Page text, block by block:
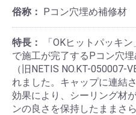
俗称： Pコン穴埋め補修材
特長：
「OKヒットパッキ
で施工が完了するPコン穴
（旧NETIS NO.KT-050007-
れました。キャップに連結
効果により、シーリング材
ンの良さを保持したままさ